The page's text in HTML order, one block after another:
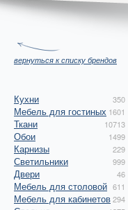
вернуться к списку брендов
Кухни 350
Мебель для гостиных 1601
Ткани 10713
Обои 1499
Карнизы 229
Светильники 999
Двери 46
Мебель для столовой 611
Мебель для кабинетов294